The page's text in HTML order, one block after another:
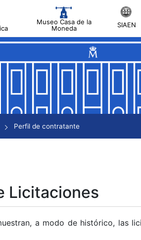
Museo Casa de la
Moneda
SIAEN
Perfil de contratante
Licitaciones
a modo de histórico, las